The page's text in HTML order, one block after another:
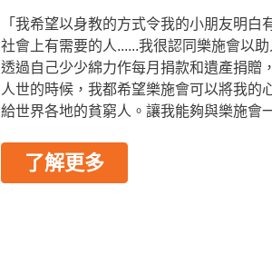
「我希望以身教的方式令我的小朋友明
社會上有需要的人......我很認同樂施會以
透過自己少少綿力作每月捐款和遺產捐贈
人世的時候，我都希望樂施會可以將我的
給世界各地的貧窮人。讓我能夠與樂施會
了解更多